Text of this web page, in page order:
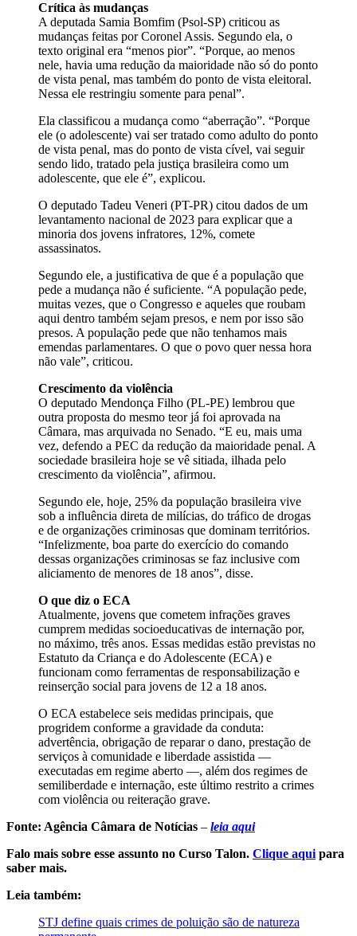
Crítica às mudanças
A deputada Samia Bomfim (Psol-SP) criticou as
mudanças feitas por Coronel Assis. Segundo ela, o
texto original era “menos pior”. “Porque, ao menos
nele, havia uma redução da maioridade não só do ponto
de vista penal, mas também do ponto de vista eleitoral.
Nessa ele restringiu somente para penal”.
Ela classificou a mudança como “aberração”. “Porque
ele (o adolescente) vai ser tratado como adulto do ponto
de vista penal, mas do ponto de vista cível, vai seguir
sendo lido, tratado pela justiça brasileira como um
adolescente, que ele é”, explicou.
O deputado Tadeu Veneri (PT-PR) citou dados de um
levantamento nacional de 2023 para explicar que a
minoria dos jovens infratores, 12%, comete
assassinatos.
Segundo ele, a justificativa de que é a população que
pede a mudança não é suficiente. “A população pede,
muitas vezes, que o Congresso e aqueles que roubam
aqui dentro também sejam presos, e nem por isso são
presos. A população pede que não tenhamos mais
emendas parlamentares. O que o povo quer nessa hora
não vale”, criticou.
Crescimento da violência
O deputado Mendonça Filho (PL-PE) lembrou que
outra proposta do mesmo teor já foi aprovada na
Câmara, mas arquivada no Senado. “E eu, mais uma
vez, defendo a PEC da redução da maioridade penal. A
sociedade brasileira hoje se vê sitiada, ilhada pelo
crescimento da violência”, afirmou.
Segundo ele, hoje, 25% da população brasileira vive
sob a influência direta de milícias, do tráfico de drogas
e de organizações criminosas que dominam territórios.
“Infelizmente, boa parte do exercício do comando
dessas organizações criminosas se faz inclusive com
aliciamento de menores de 18 anos”, disse.
O que diz o ECA
Atualmente, jovens que cometem infrações graves
cumprem medidas socioeducativas de internação por,
no máximo, três anos. Essas medidas estão previstas no
Estatuto da Criança e do Adolescente (ECA) e
funcionam como ferramentas de responsabilização e
reinserção social para jovens de 12 a 18 anos.
O ECA estabelece seis medidas principais, que
progridem conforme a gravidade da conduta:
advertência, obrigação de reparar o dano, prestação de
serviços à comunidade e liberdade assistida —
executadas em regime aberto —, além dos regimes de
semiliberdade e internação, este último restrito a crimes
com violência ou reiteração grave.
Fonte: Agência Câmara de Notícias – leia aqui
Falo mais sobre esse assunto no Curso Talon. Clique aquipara
saber mais.
Leia também:
STJ define quais crimes de poluição são de natureza